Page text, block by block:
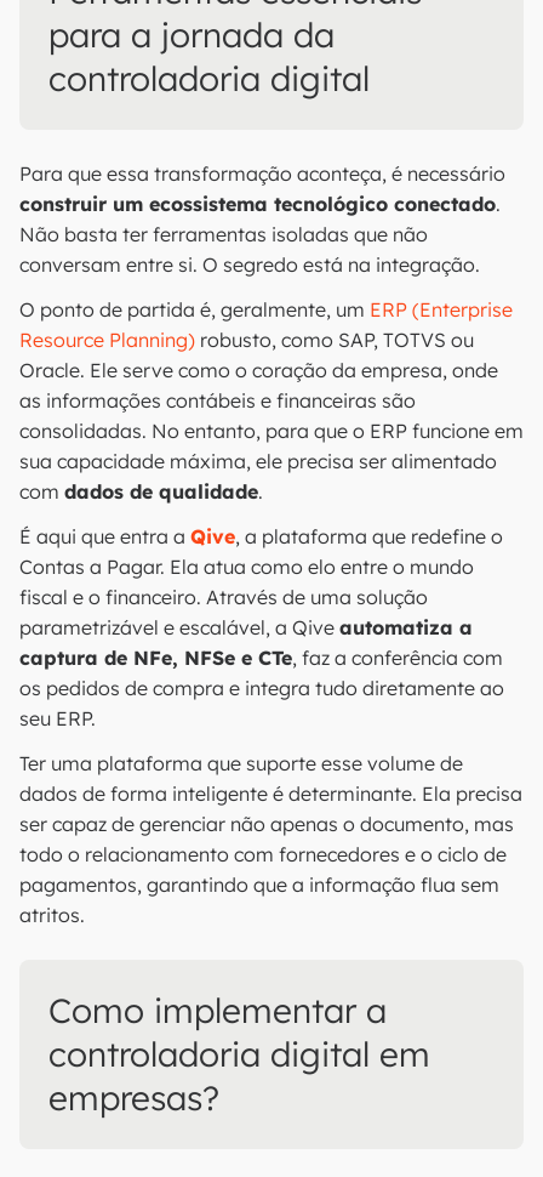
para a jornada da
controladoria digital
Para que essa transformação aconteça, é necessário
construir um ecossistema tecnológico conectado.
Não basta ter ferramentas isoladas que não
conversam entre si. O segredo está na integração.
O ponto de partida é, geralmente, um ERP (Enterprise
Resource Planning) robusto, como SAP, TOTVS ou
Oracle. Ele serve como o coração da empresa, onde
as informações contábeis e financeiras são
consolidadas. No entanto, para que o ERP funcione em
sua capacidade máxima, ele precisa ser alimentado
com dados de qualidade.
É aqui que entra a Qive, a plataforma que redefine o
Contas a Pagar. Ela atua como elo entre o mundo
fiscal e o financeiro. Através de uma solução
parametrizável e escalável, a Qive automatiza a
captura de NFe, NFSe e CTe, faz a conferência com
os pedidos de compra e integra tudo diretamente ao
seu ERP.
Ter uma plataforma que suporte esse volume de
dados de forma inteligente é determinante. Ela precisa
ser capaz de gerenciar não apenas o documento, mas
todo o relacionamento com fornecedores e o ciclo de
pagamentos, garantindo que a informação flua sem
atritos.
Como implementar a
controladoria digital em
empresas?